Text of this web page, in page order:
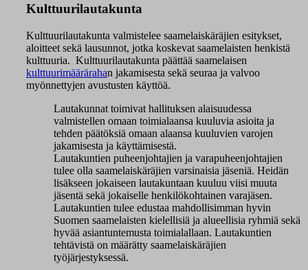
Kulttuurilautakunta
Kulttuurilautakunta valmistelee saamelaiskäräjien esitykset,
aloitteet sekä lausunnot, jotka koskevat saamelaisten henkistä
kulttuuria. Kulttuurilautakunta päättää saamelaisen
kulttuurimäärärahan jakamisesta sekä seuraa ja valvoo
myönnettyjen avustusten käyttöä.
Lautakunnat toimivat hallituksen alaisuudessa
valmistellen omaan toimialaansa kuuluvia asioita ja
tehden päätöksiä omaan alaansa kuuluvien varojen
jakamisesta ja käyttämisestä.
Lautakuntien puheenjohtajien ja varapuheenjohtajien
tulee olla saamelaiskäräjien varsinaisia jäseniä. Heidän
lisäkseen jokaiseen lautakuntaan kuuluu viisi muuta
jäsentä sekä jokaiselle henkilökohtainen varajäsen.
Lautakuntien tulee edustaa mahdollisimman hyvin
Suomen saamelaisten kielellisiä ja alueellisia ryhmiä sekä
hyvää asiantuntemusta toimialallaan. Lautakuntien
tehtävistä on määrätty saamelaiskäräjien
työjärjestyksessä.